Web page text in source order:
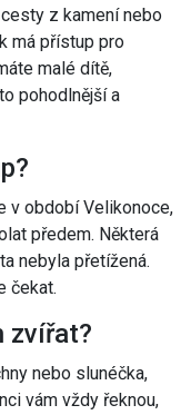
z kamení nebo
má přístup pro
malé dítě,
pohodlnější a
v období Velikonoce,
předem. Některá
nebyla přetížená.
čekat.
zvířat?
nebo slunéčka,
vám vždy řeknou,